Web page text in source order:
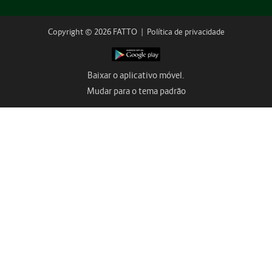
Copyright © 2026 FATTO | Política de privacidade
Baixar o aplicativo móvel.
Mudar para o tema padrão